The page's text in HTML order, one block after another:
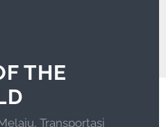
THE
Transportasi